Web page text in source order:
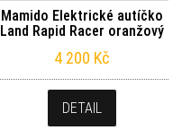
Mamido Elektrické autíčko
Land Rapid Racer oranžový
4 200 Kč
DETAIL